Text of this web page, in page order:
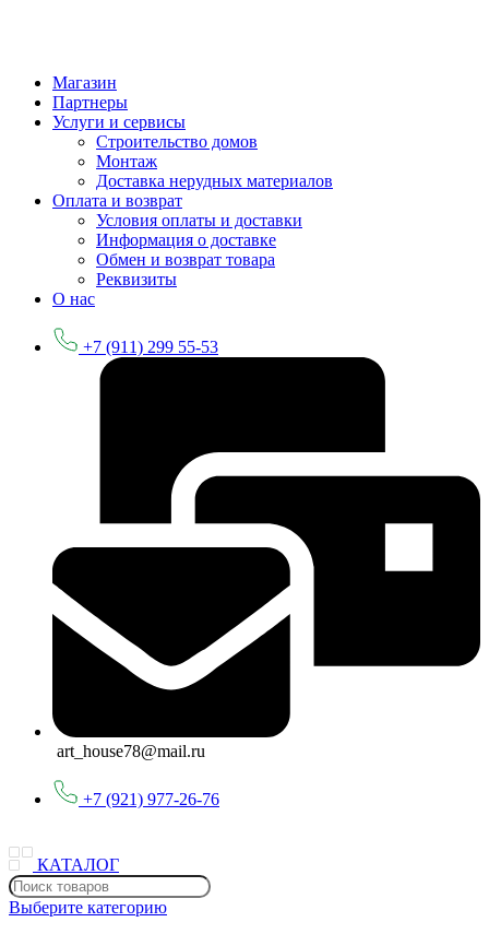
Магазин
Партнеры
Услуги и сервисы
Строительство домов
Монтаж
Доставка нерудных материалов
Оплата и возврат
Условия оплаты и доставки
Информация о доставке
Обмен и возврат товара
Реквизиты
О нас
+7 (911) 299 55-53
art_house78@mail.ru
+7 (921) 977-26-76
КАТАЛОГ
Выберите категорию